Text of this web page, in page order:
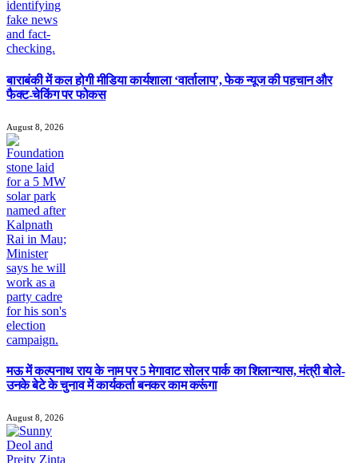
बाराबंकी में कल होगी मीडिया कार्यशाला ‘वार्तालाप’, फेक न्यूज की पहचान और
फैक्ट-चेकिंग पर फोकस
August 8, 2026
मऊ में कल्पनाथ राय के नाम पर 5 मेगावाट सोलर पार्क का शिलान्यास, मंत्री बोले-
उनके बेटे के चुनाव में कार्यकर्ता बनकर काम करूंगा
August 8, 2026